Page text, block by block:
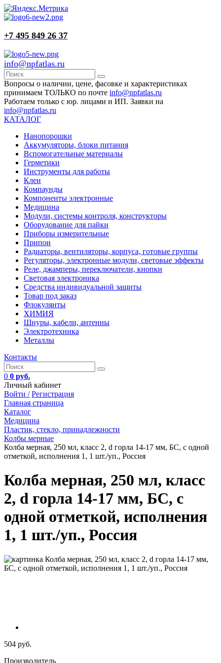
+7 495 849 26 37
info@npfatlas.ru
Вопросы о наличии, цене, фасовке и характеристиках
принимаем ТОЛЬКО по почте info@npfatlas.ru
Работаем только с юр. лицами и ИП. Заявки на
info@npfatlas.ru
КАТАЛОГ
Нанопорошки
Аккумуляторы, блоки питания
Вспомогательные материалы
Герметики
Инструменты для работы
Клеи
Компаунды
Компоненты электронные
Медицина
Модули, системы контроля, конструкторы
Оборудование для пайки
Приборы измерительные
Припои
Радиаторы, вентиляторы, корпуса, готовые группы
Регуляторы, электронные модули, световые эффекты
Реле, джамперы, переключатели, кнопки
Световая электроника
Средства индивидуальной защиты
Товар под заказ
Флокулянты
ХИМИЯ
Шнуры, кабели, антенны
Электротехника
Металлы
Контакты
0 0 руб.
Личный кабинет
Войти / Регистрация
Главная страница
Каталог
Медицина
Пластик, стекло, принадлежности
Колбы мерные
Колба мерная, 250 мл, класс 2, d горла 14-17 мм, БС, с одной
отметкой, исполнения 1, 1 шт./уп., Россия
Колба мерная, 250 мл, класс
2, d горла 14-17 мм, БС, с
одной отметкой, исполнения
1, 1 шт./уп., Россия
504 руб.
Производитель